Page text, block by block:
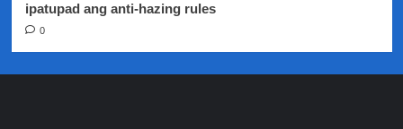
ipatupad ang anti-hazing rules
0